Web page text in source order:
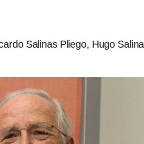
Salinas Pliego, Hugo